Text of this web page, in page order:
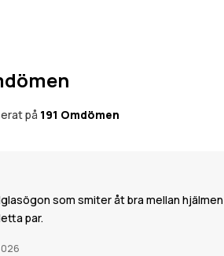
på 191 Omdömen
som smiter åt bra mellan
par.